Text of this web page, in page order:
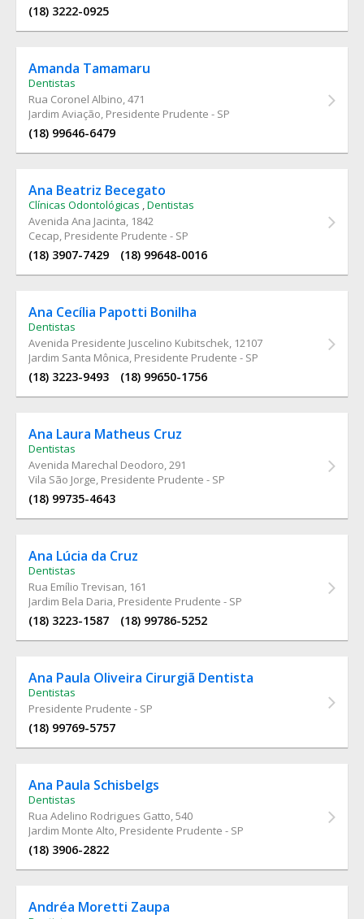
(18) 3222-0925
Amanda Tamamaru
Dentistas
Rua Coronel Albino, 471
Jardim Aviação, Presidente Prudente - SP
(18) 99646-6479
Ana Beatriz Becegato
Clínicas Odontológicas ,Dentistas
Avenida Ana Jacinta, 1842
Cecap, Presidente Prudente - SP
(18) 3907-7429 (18) 99648-0016
Ana Cecília Papotti Bonilha
Dentistas
Avenida Presidente Juscelino Kubitschek, 12107
Jardim Santa Mônica, Presidente Prudente - SP
(18) 3223-9493 (18) 99650-1756
Ana Laura Matheus Cruz
Dentistas
Avenida Marechal Deodoro, 291
Vila São Jorge, Presidente Prudente - SP
(18) 99735-4643
Ana Lúcia da Cruz
Dentistas
Rua Emílio Trevisan, 161
Jardim Bela Daria, Presidente Prudente - SP
(18) 3223-1587 (18) 99786-5252
Ana Paula Oliveira Cirurgiã Dentista
Dentistas
Presidente Prudente - SP
(18) 99769-5757
Ana Paula Schisbelgs
Dentistas
Rua Adelino Rodrigues Gatto, 540
Jardim Monte Alto, Presidente Prudente - SP
(18) 3906-2822
Andréa Moretti Zaupa